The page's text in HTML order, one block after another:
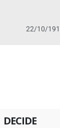
22/10/
DECIDE